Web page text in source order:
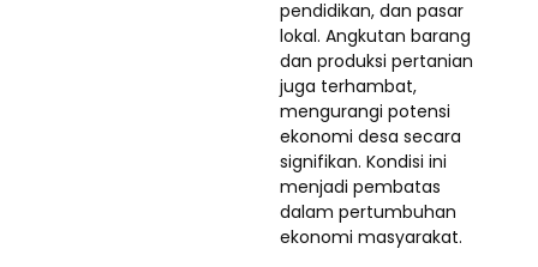
pendidikan, dan pasar
lokal. Angkutan barang
dan produksi pertanian
juga terhambat,
mengurangi potensi
ekonomi desa secara
signifikan. Kondisi ini
menjadi pembatas
dalam pertumbuhan
ekonomi masyarakat.